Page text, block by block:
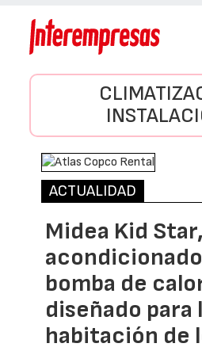
ACTUALIDAD
Midea Kid
bomba de
diseñado para
habitación de